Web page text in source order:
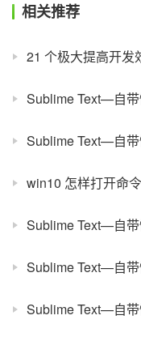
相关推荐
21 个极大提高开发
Sublime Text—自
Sublime Text—自
win10 怎样打开命
Sublime Text—自
Sublime Text—自
Sublime Text—自